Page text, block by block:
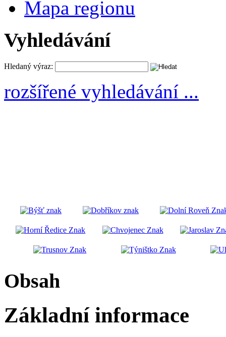
Mapa regionu
Vyhledávání
Hledaný výraz:
rozšířené vyhledávání ...
Obsah
Základní informace